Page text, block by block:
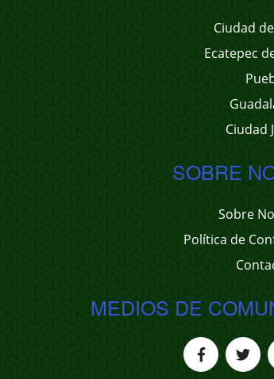
Ciudad
Ecatepec
Ciudad
SOBRE
Sobre
Política de
MEDIOS DE